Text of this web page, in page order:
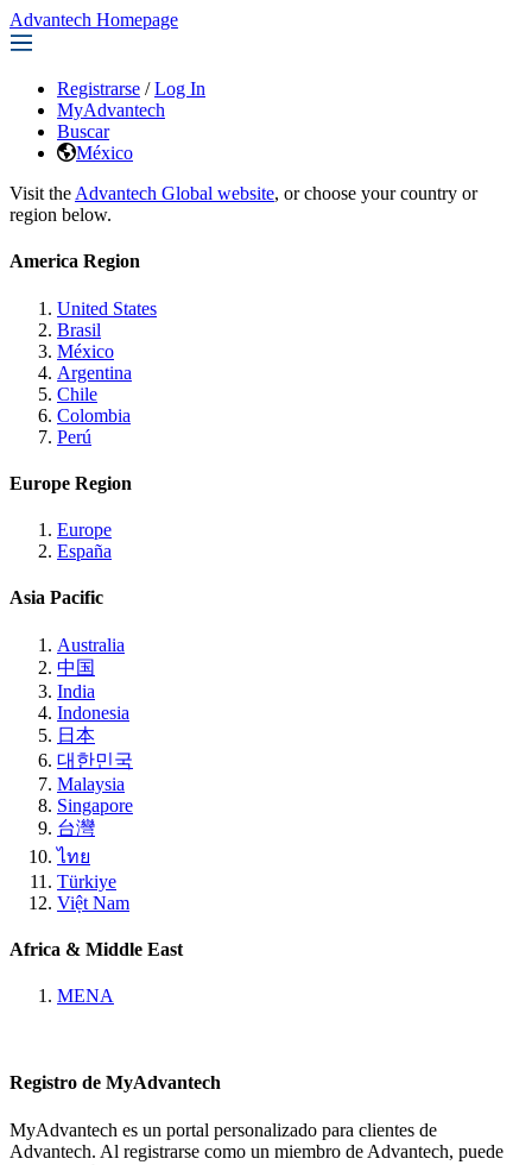
Advantech Homepage
Registrarse / Log In
MyAdvantech
Buscar
México
Visit the Advantech Global website, or choose your country or
region below.
America Region
United States
Brasil
México
Argentina
Chile
Colombia
Perú
Europe Region
Europe
España
Asia Pacific
Australia
中国
India
Indonesia
日本
대한민국
Malaysia
Singapore
台灣
ไทย
Türkiye
Việt Nam
Africa & Middle East
MENA
Registro de MyAdvantech
MyAdvantech es un portal personalizado para clientes de
Advantech. Al registrarse como un miembro de Advantech, puede